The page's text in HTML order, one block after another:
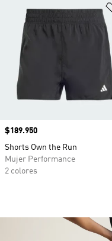
Precio
$189.950
Shorts Own the Run
Mujer Performance
2 colores